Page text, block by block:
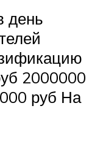
день
2000000
руб На